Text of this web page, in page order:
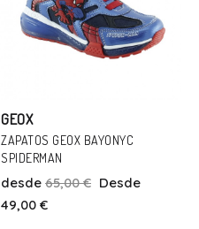
GEOX
ZAPATOS GEOX BAYONYC
SPIDERMAN
desde 65,00 € Desde
49,00 €